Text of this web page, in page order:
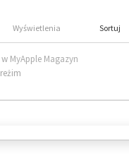
Wyświetlenia Sortuj
w MyApple Magazyn
reżim